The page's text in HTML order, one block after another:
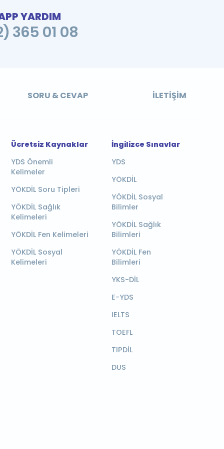
YARDIM
365 01 08
SORU & CEVAP İLETIŞIM
Ücretsiz Kaynaklar
YDS Önemli
Kelimeler
YÖKDİL Soru Tipleri
YÖKDİL Sağlık
Kelimeleri
YÖKDİL Fen Kelimeleri
YÖKDİL Sosyal
Kelimeleri
İngilizce Sınavlar
YDS
YÖKDİL
YÖKDİL Sosyal
Bilimler
YÖKDİL Sağlık
Bilimleri
YÖKDİL Fen
Bilimleri
YKS-DİL
E-YDS
IELTS
TOEFL
TIPDİL
DUS